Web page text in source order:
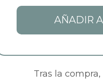
AÑADIR
Tras la